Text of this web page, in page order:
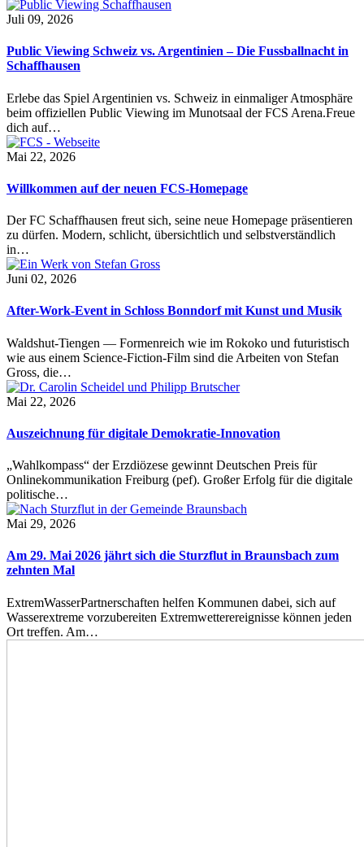
Juli 09, 2026
Public Viewing Schweiz vs. Argentinien – Die Fussballnacht in
Schaffhausen
Erlebe das Spiel Argentinien vs. Schweiz in einmaliger Atmosphäre
beim offiziellen Public Viewing im Munotsaal der FCS Arena.Freue
dich auf…
Mai 22, 2026
Willkommen auf der neuen FCS-Homepage
Der FC Schaffhausen freut sich, seine neue Homepage präsentieren
zu dürfen. Modern, schlicht, übersichtlich und selbstverständlich
in…
Juni 02, 2026
After-Work-Event in Schloss Bonndorf mit Kunst und Musik
Waldshut-Tiengen — Formenreich wie im Rokoko und futuristisch
wie aus einem Science-Fiction-Film sind die Arbeiten von Stefan
Gross, die…
Mai 22, 2026
Auszeichnung für digitale Demokratie-Innovation
„Wahlkompass“ der Erzdiözese gewinnt Deutschen Preis für
Onlinekommunikation Freiburg (pef). Großer Erfolg für die digitale
politische…
Mai 29, 2026
Am 29. Mai 2026 jährt sich die Sturzflut in Braunsbach zum
zehnten Mal
ExtremWasserPartnerschaften helfen Kommunen dabei, sich auf
Wasserextreme vorzubereiten Extremwetterereignisse können jeden
Ort treffen. Am…